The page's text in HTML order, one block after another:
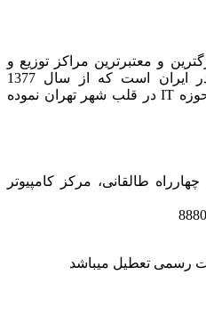
و معتبرترین مراکز توزیع و
فروش محصولات کامپیوتری در ایران است که از سال 1377
تاسیس و شروع به فعالیت در حوزه IT در قلب شهر تهران نموده
چهارراه طالقانی، مرکز کامپیوتر
رسمی تعطیل میباشد